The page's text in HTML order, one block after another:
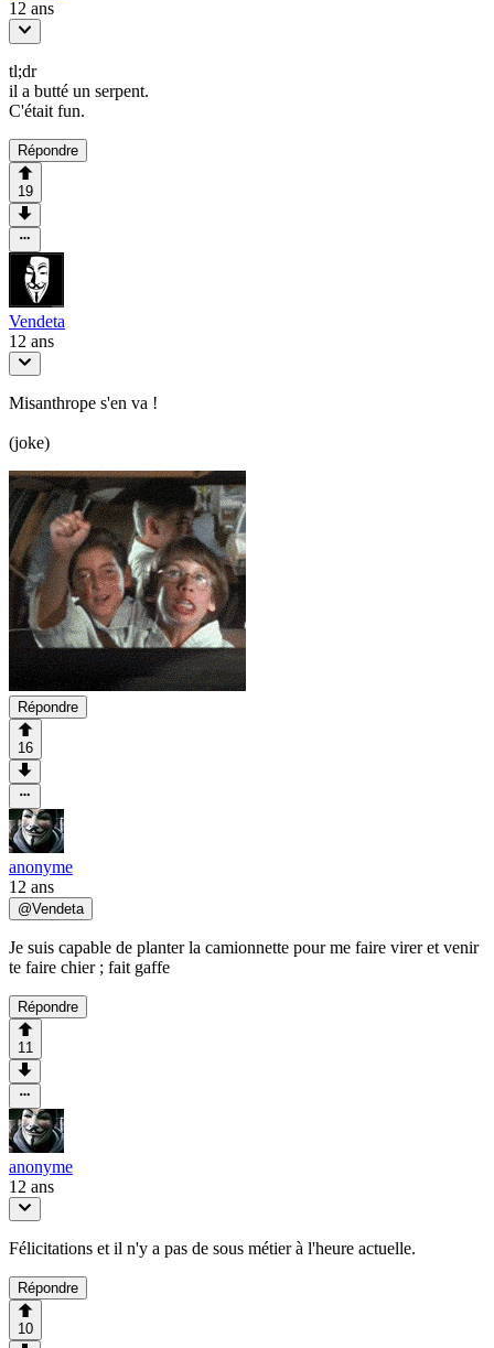
12 ans
tl;dr
il a butté un serpent.
C'était fun.
Répondre
19
Vendeta
12 ans
Misanthrope s'en va !
(joke)
Répondre
16
anonyme
12 ans
@Vendeta
Je suis capable de planter la camionnette pour me faire virer et venir
te faire chier ; fait gaffe
Répondre
11
anonyme
12 ans
Félicitations et il n'y a pas de sous métier à l'heure actuelle.
Répondre
10